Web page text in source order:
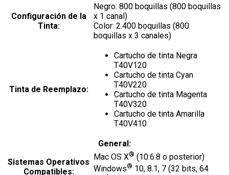
Configuración de la
Tinta:
Negro: 800 boquillas (800 boquillas
x 1 canal)
Color: 2.400 boquillas (800
boquillas x 3 canales)
Tinta de Reemplazo:
Cartucho de tinta Negra
T40V120
Cartucho de tinta Cyan
T40V220
Cartucho de tinta Magenta
T40V320
Cartucho de tinta Amarilla
T40V410
General:
Sistemas Operativos
Compatibles:
Mac OS X® (10.6.8 o posterior)
Windows® 10, 8.1, 7 (32 bits, 64